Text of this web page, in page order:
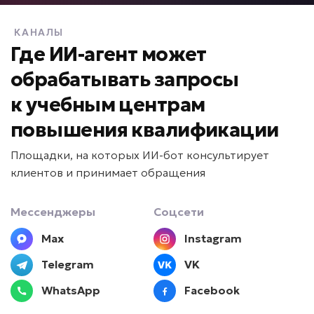
Задача: Анализ звонков и переписок
• Контроль 100% диалогов
• Анализ за минуты вместо часов
Подробней
Клиент не знает что выбрать?
ИИ для подбора услуг и
КАНАЛЫ
Где ИИ-агент может
обрабатывать запросы
кучебным центрам
повышения квалификации
Площадки, на которых ИИ-бот консультирует
клиентов и принимает обращения
Мессенджеры
Mах
Telegram
WhatsApp
Соцсети
Instagram
VK
Facebook